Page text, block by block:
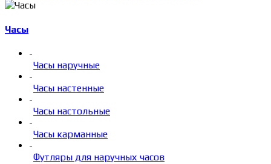
Часы
-
Часы наручные
-
Часы настенные
-
Часы настольные
-
Часы карманные
-
Футляры для наручных часов